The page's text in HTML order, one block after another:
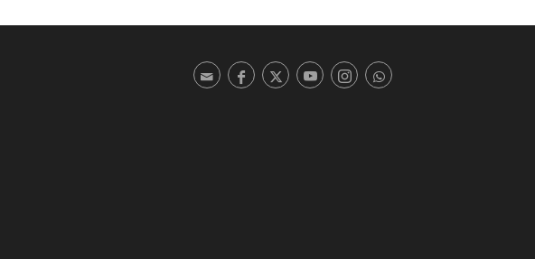
Hukumu ya kihistoria nchini Uingereza: Kupinga